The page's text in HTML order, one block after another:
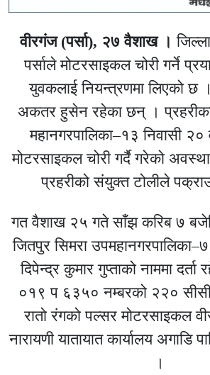
वीरगंज (पर्सा), २७ वैशाख ।
पर्साले मोटरसाइकल चोरी गर्ने
युवकलाई नियन्त्रणमा लिएको छ
अकतर हुसेन रहेका छन् ।
महानगरपालिका–१३ निवासी २०
मोटरसाइकल चोरी गर्दै गरेको
प्रहरीको संयुक्त टोलीले
गत वैशाख २५ गते साँझ करिब ७
जितपुर सिमरा उपमहानगरपालिका–७
दिपेन्द्र कुमार गुप्ताको नाममा
०१९ प ६३५० नम्बरको २२० सीसी
रातो रंगको पल्सर मोटरसाइकल
नारायणी यातायात कार्यालय अगाडि
।